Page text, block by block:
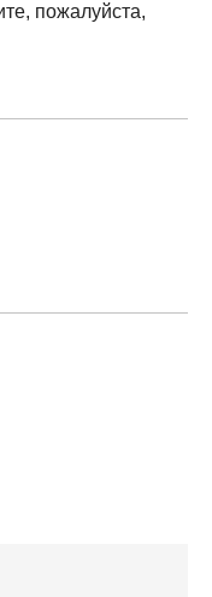
пожалуйста,